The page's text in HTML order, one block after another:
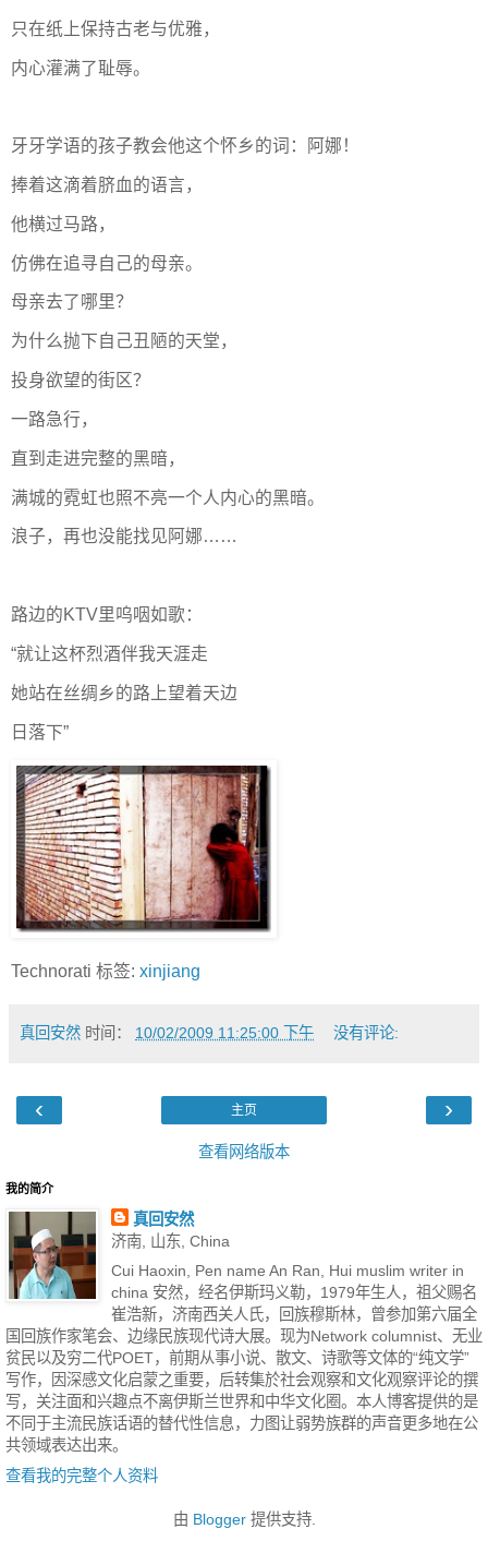
只在纸上保持古老与优雅，
内心灌满了耻辱。
牙牙学语的孩子教会他这个怀乡的词：阿娜！
捧着这滴着脐血的语言，
他横过马路，
仿佛在追寻自己的母亲。
母亲去了哪里？
为什么抛下自己丑陋的天堂，
投身欲望的街区？
一路急行，
直到走进完整的黑暗，
满城的霓虹也照不亮一个人内心的黑暗。
浪子，再也没能找见阿娜……
路边的KTV里呜咽如歌：
“就让这杯烈酒伴我天涯走
她站在丝绸乡的路上望着天边
日落下”
Technorati 标签: xinjiang
真回安然 时间： 10/02/2009 11:25:00 下午 没有评论:
‹ ›
主页
查看网络版本
我的简介
真回安然
济南, 山东, China
Cui Haoxin, Pen name An Ran, Hui muslim writer in
china 安然，经名伊斯玛义勒，1979年生人，祖父赐名
崔浩新，济南西关人氏，回族穆斯林，曾参加第六届全
国回族作家笔会、边缘民族现代诗大展。现为Network columnist、无业
贫民以及穷二代POET，前期从事小说、散文、诗歌等文体的“纯文学”
写作，因深感文化启蒙之重要，后转集於社会观察和文化观察评论的撰
写，关注面和兴趣点不离伊斯兰世界和中华文化圈。本人博客提供的是
不同于主流民族话语的替代性信息，力图让弱势族群的声音更多地在公
共领域表达出来。
查看我的完整个人资料
由 Blogger提供支持.